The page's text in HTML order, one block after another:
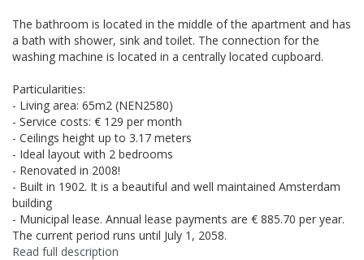
The bathroom is located in the middle of the apartment and has
a bath with shower, sink and toilet. The connection for the
washing machine is located in a centrally located cupboard.
Particularities:
- Living area: 65m2 (NEN2580)
- Service costs: € 129 per month
- Ceilings height up to 3.17 meters
- Ideal layout with 2 bedrooms
- Renovated in 2008!
- Built in 1902. It is a beautiful and well maintained Amsterdam
building
- Municipal lease. Annual lease payments are € 885.70 per year.
The current period runs until July 1, 2058.
Read full description